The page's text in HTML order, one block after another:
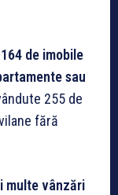
de imobile
sau
255 de
fără
multe vânzări